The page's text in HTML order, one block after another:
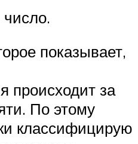
показывает,
происходит за
По этому
классифицирую